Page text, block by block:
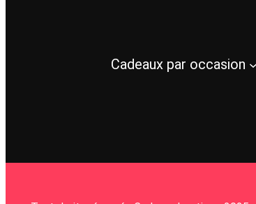
Cadeaux par occasion